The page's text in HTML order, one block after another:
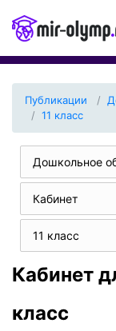
Публикации
11 класс
Дошкольное
Кабинет
11 класс
Кабинет
класс